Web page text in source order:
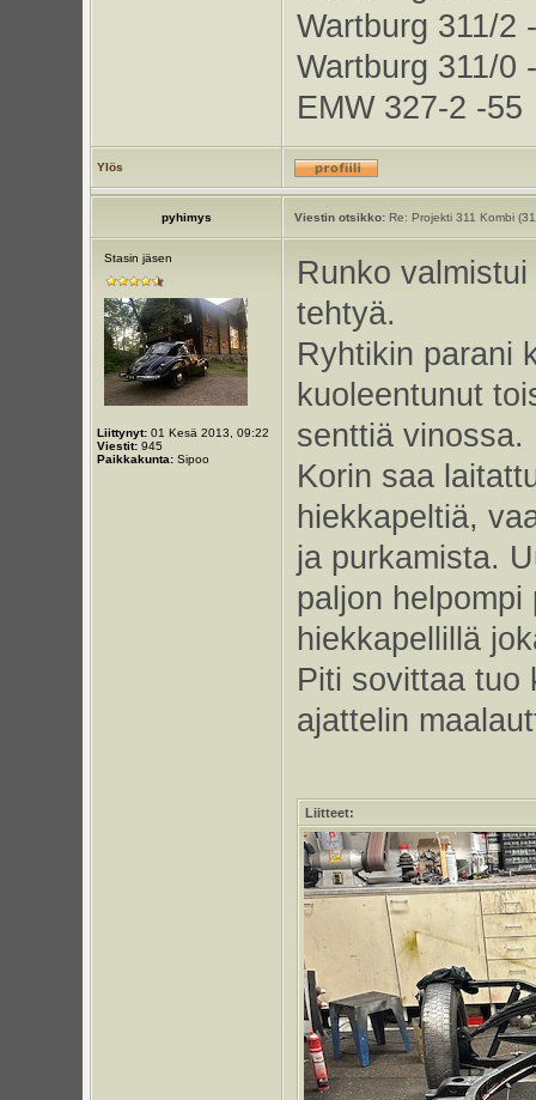
Wartburg 311/2
Wartburg 311/0
EMW 327-2 -55
Ylös
pyhimys Viestin otsikko:Re: Projekti 311 Kombi
Stasin jäsen
Liittynyt:01 Kesä 2013, 09:22
Viestit:945
Paikkakunta:Sipoo
Runko
tehtyä.
Ryhtikin parani
kuoleentunut
senttiä vinossa.
Korin saa
hiekkapeltiä,
ja purkamista.
paljon
hiekkapellillä
Piti sovittaa tuo
ajattelin
Liitteet: